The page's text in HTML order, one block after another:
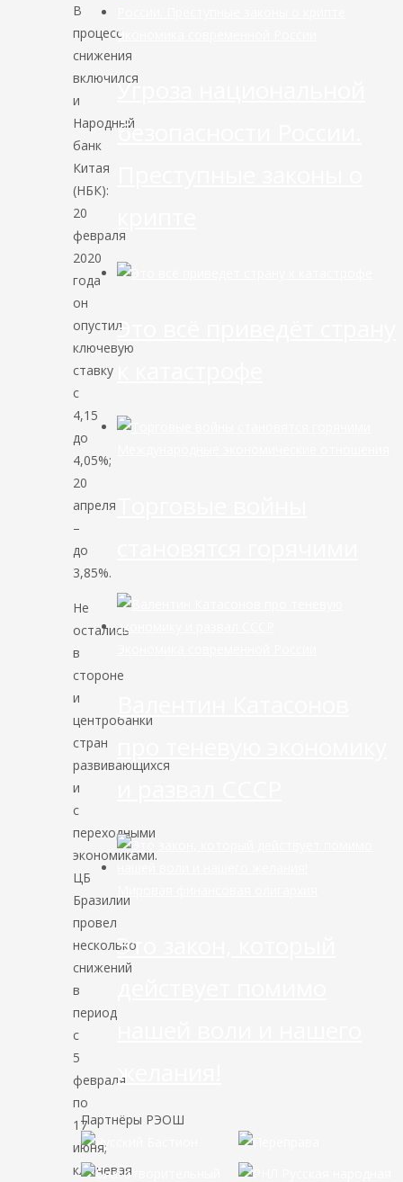
В
процесс
снижения
включился
и
Народный
банк
Китая
(НБК):
20
февраля
2020
года
он
опустил
ключевую
ставку
с
4,15
до
4,05%;
20
апреля
–
до
3,85%.
Не
остались
в
стороне
и
центробанки
стран
развивающихся
и
с
переходными
экономиками.
ЦБ
Бразилии
провел
несколько
снижений
в
период
с
5
февраля
по
17
июня;
ключевая
Экономика современной России
Угроза национальной
безопасности России.
Это всё приведёт страну
Это закон, который
желания!
Партнёры РЭОШ